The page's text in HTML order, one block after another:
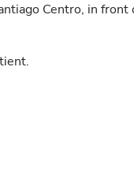
Centro, in front